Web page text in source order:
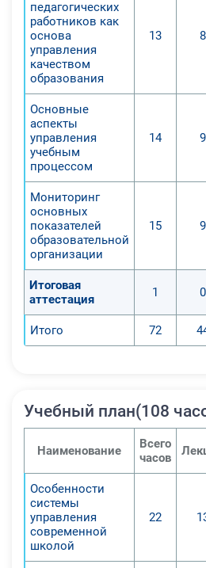
директора
направления
структуру
педагогических
работников как
основа
управления
качеством
образования
13 8
Основные
аспекты
управления
учебным
процессом
14 9
Мониторинг
основных
показателей
образовательной
организации
15 9
Итоговая
аттестация
1 0
Итого 72
Учебный план(108
Наименование
Всего
часов
Особенности
системы
управления
современной
школой
22